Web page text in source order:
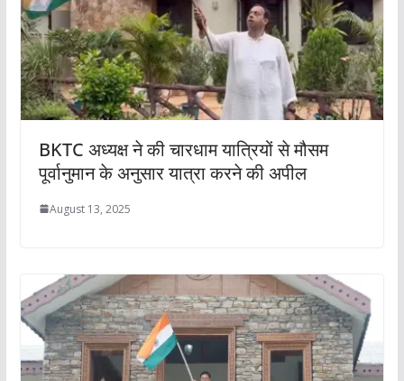
BKTC अध्यक्ष ने की चारधाम यात्रियों से मौसम
पूर्वानुमान के अनुसार यात्रा करने की अपील
August 13, 2025